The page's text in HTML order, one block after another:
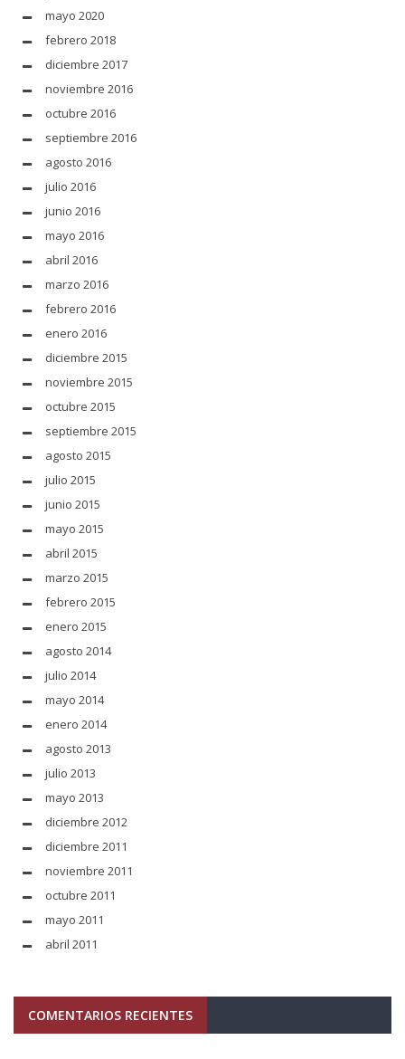
mayo 2020
febrero 2018
diciembre 2017
noviembre 2016
octubre 2016
septiembre 2016
agosto 2016
julio 2016
junio 2016
mayo 2016
abril 2016
marzo 2016
febrero 2016
enero 2016
diciembre 2015
noviembre 2015
octubre 2015
septiembre 2015
agosto 2015
julio 2015
junio 2015
mayo 2015
abril 2015
marzo 2015
febrero 2015
enero 2015
agosto 2014
julio 2014
mayo 2014
enero 2014
agosto 2013
julio 2013
mayo 2013
diciembre 2012
diciembre 2011
noviembre 2011
octubre 2011
mayo 2011
abril 2011
COMENTARIOS RECIENTES